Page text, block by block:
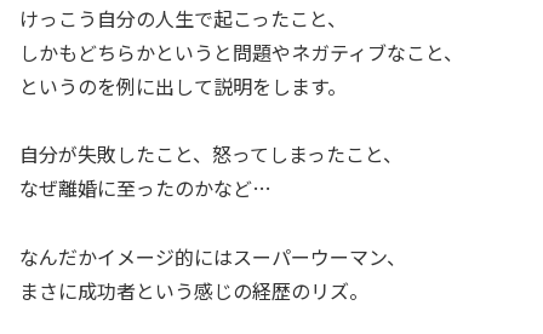
けっこう自分の人生で起こったこと、
しかもどちらかというと問題やネガティブなこと、
というのを例に出して説明をします。
自分が失敗したこと、怒ってしまったこと、
なぜ離婚に至ったのかなど…
なんだかイメージ的にはスーパーウーマン、
まさに成功者という感じの経歴のリズ。